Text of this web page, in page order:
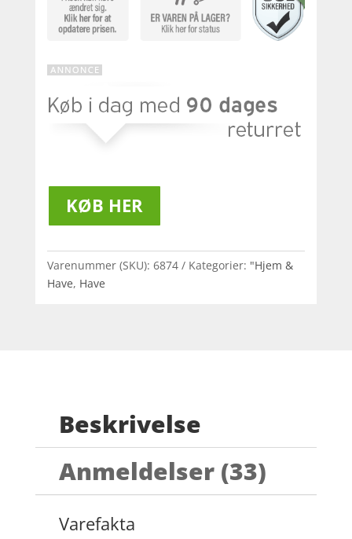
KØB HER
Varenummer (SKU): 6874 Kategorier: "Hjem &
Have, Have
Beskrivelse
Anmeldelser (33)
Varefakta